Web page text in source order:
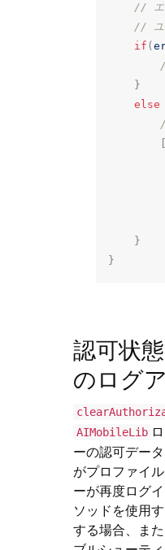
// エ
// ユ
if (
}
else
}
}
認可状
のログ
AIMobileLib
ーの認可デー
がプロファイ
ーが再度ログ
ソッドを使用
する場合、ま